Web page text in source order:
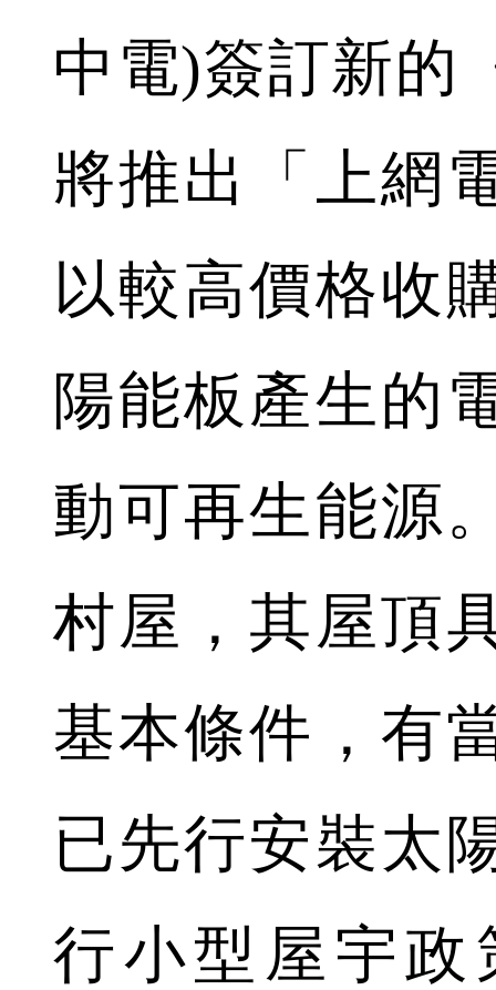
中電)簽訂新的
將推出「上網
以較高價格收
陽能板產生的
動可再生能源
村屋，其屋頂
基本條件，有
已先行安裝太
行小型屋宇政